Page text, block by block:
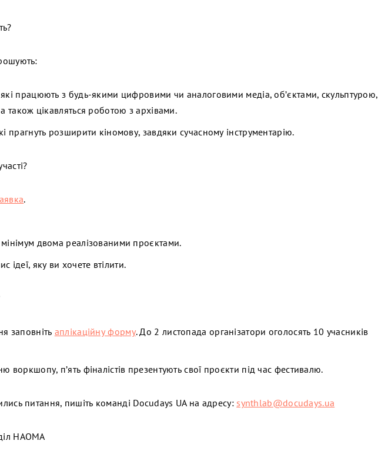
працюють з будь-якими цифровими чи аналоговими медіа, об’єктами, скульптурою,
а також цікавляться роботою з архівами.
прагнуть розширити кіномову, завдяки сучасному інструментарію.
.
двома реалізованими проєктами.
ідеї, яку ви хочете втілити.
заповніть аплікаційну форму. До 2 листопада організатори оголосять 10 учасників
воркшопу, п’ять фіналістів презентують свої проєкти під час фестивалю.
питання, пишіть команді Docudays UA на адресу: synthlab@docudays.ua
НАОМА